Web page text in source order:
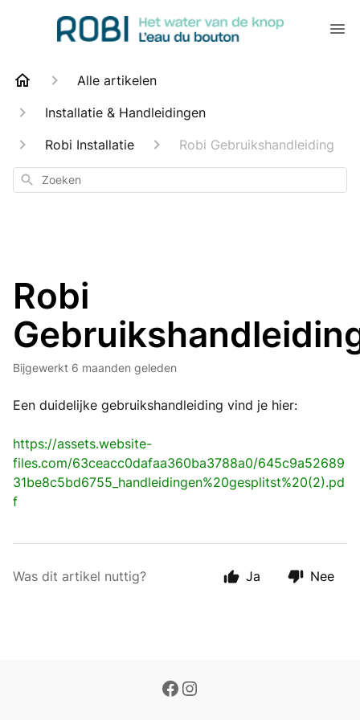
Alle artikelen
Installatie & Handleidingen
Robi Installatie
Robi Gebruikshandleiding
Zoeken
Robi
Bijgewerkt 6 maanden geleden
Een duidelijke gebruikshandleiding vind je hier:
https://assets.website-
files.com/63ceacc0dafaa360ba3788a0/645c9a52689
31be8c5bd6755_handleidingen%20gesplitst%20(2).pd
f
Was dit artikel nuttig? Ja Nee